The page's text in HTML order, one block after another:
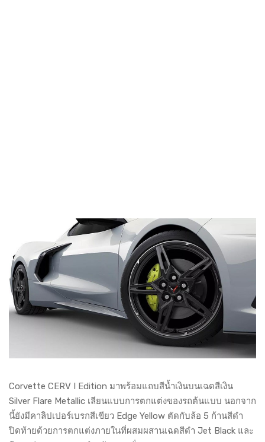
Corvette CERV I Edition มาพร้อมแถบสีน้ำเงินบนเฉดสีเงิน
Silver Flare Metallic เลียนแบบการตกแต่งของรถต้นแบบ นอกจาก
นี้ยังมีคาลิปเปอร์เบรกสีเขียว Edge Yellow ตัดกับล้อ 5 ก้านสีดำ
ปิดท้ายด้วยการตกแต่งภายในที่ผสมผสานเฉดสีดำ Jet Black และ